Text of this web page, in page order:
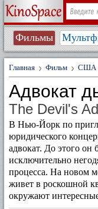
Фильмы
Главная Фильм США
Адвокат
The Devil's
В Нью-Йорк по
юридического
адвокат. До этого он
исключительно
процесса. На новом
живет в роскошной
окружают